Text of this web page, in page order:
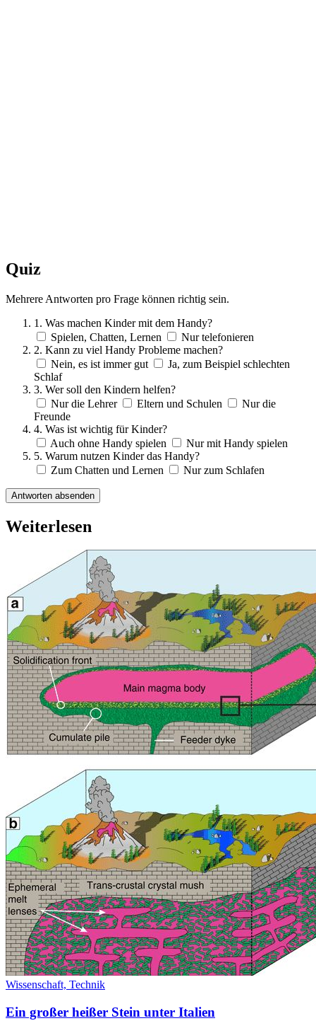
Quiz
Mehrere Antworten pro Frage können richtig sein.
1. Was machen Kinder mit dem Handy?
Spielen, Chatten, Lernen
Nur telefonieren
2. Kann zu viel Handy Probleme machen?
Nein, es ist immer gut
Ja, zum Beispiel schlechten
Schlaf
3. Wer soll den Kindern helfen?
Nur die Lehrer
Eltern und Schulen
Nur die
Freunde
4. Was ist wichtig für Kinder?
Auch ohne Handy spielen
Nur mit Handy spielen
5. Warum nutzen Kinder das Handy?
Zum Chatten und Lernen
Nur zum Schlafen
Antworten absenden
Weiterlesen
Wissenschaft, Technik
Ein großer heißer Stein unter Italien